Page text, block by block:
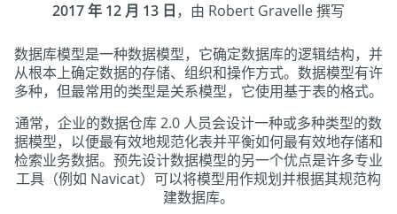
2017 年 12 月 13 日，由 Robert Gravelle 撰写
数据库模型是一种数据模型，它确定数据库的逻辑结构，并
从根本上确定数据的存储、组织和操作方式。数据模型有许
多种，但最常用的类型是关系模型，它使用基于表的格式。
通常，企业的数据仓库 2.0 人员会设计一种或多种类型的数
据模型，以便最有效地规范化表并平衡如何最有效地存储和
检索业务数据。预先设计数据模型的另一个优点是许多专业
工具（例如 Navicat）可以将模型用作规划并根据其规范构
建数据库。